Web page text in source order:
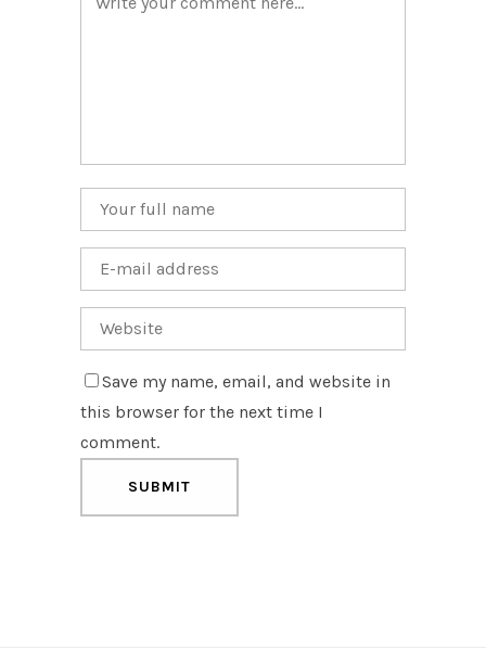
Save my name, email, and website in
this browser for the next time I
comment.